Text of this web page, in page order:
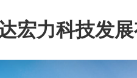
宏力科技发